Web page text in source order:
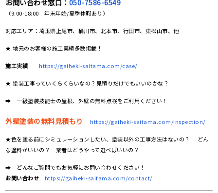
お問い合わせ窓口： 050-7586-6549
（9:00-18:00 年末年始/夏季休暇あり）
対応エリア：埼玉県上尾市、桶川市、北本市、行田市、東松山市、他
★ 地元のお客様の施工実績多数掲載！
施工実績 https://gaiheki-saitama.com/case/
★ 塗装工事っていくらくらいなの？見積りだけでもいいのかな？
➡ 一級塗装技能士の屋根、外壁の無料点検をご利用ください！
外壁塗装の無料見積もり https://gaiheki-saitama.com/inspection/
★色を塗る前にシミュレーションしたい、塗装以外の工事方法はないの？ どん
な塗料がいいの？ 業者はどうやって選べばいいの？
➡ どんなご質問でもお気軽にお問い合わせください！
お問い合わせ
https://gaiheki-saitama.com/contact/